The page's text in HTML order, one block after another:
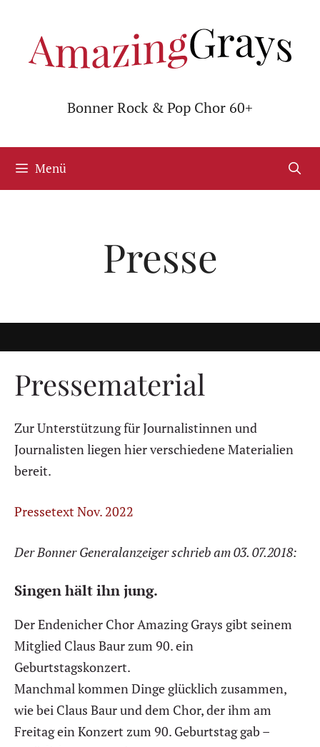
springen
Bonner Rock & Pop Chor 60+
Menü
Presse
Pressematerial
Zur Unterstützung für Journalistinnen und
Journalisten liegen hier verschiedene Materialien
bereit.
Pressetext Nov. 2022
Der Bonner Generalanzeiger schrieb am 03. 07.2018:
Singen hält ihn jung.
Der Endenicher Chor Amazing Grays gibt seinem
Mitglied Claus Baur zum 90. ein
Geburtstagskonzert.
Manchmal kommen Dinge glücklich zusammen,
wie bei Claus Baur und dem Chor, der ihm am
Freitag ein Konzert zum 90. Geburtstag gab –